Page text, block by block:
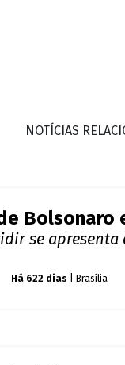
NOTÍCIAS
Bolsonaro
se
Há 622 dias | Brasília